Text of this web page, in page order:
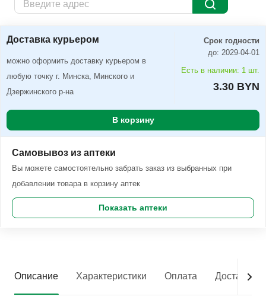
Доставка курьером Заказать
Доставка курьером
можно оформить доставку курьером в
любую точку г. Минска, Минского и
Дзержинского р-на
Срок годности
до: 2029-04-01
Есть в наличии: 1 шт.
3.30 BYN
В корзину
Самовывоз из аптеки
Вы можете самостоятельно забрать заказ из выбранных при
добавлении товара в корзину аптек
Показать аптеки
Описание Характеристики Оплата Доставка